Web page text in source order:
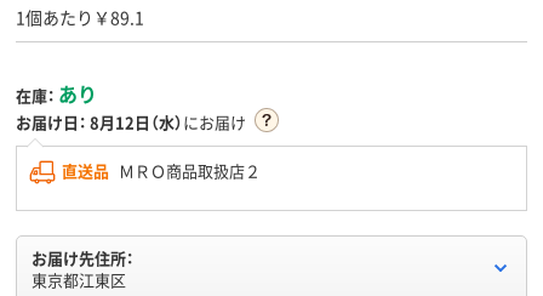
1個あたり￥89.1
在庫： あり
お届け日： 8月12日（水）にお届け
直送品 ＭＲＯ商品取扱店２
お届け先住所：
東京都江東区